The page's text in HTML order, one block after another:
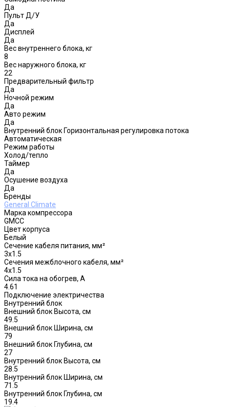
Да
Пульт Д/У
Да
Дисплей
Да
Вес внутреннего блока, кг
8
Вес наружного блока, кг
22
Предварительный фильтр
Да
Ночной режим
Да
Авто режим
Да
Внутренний блок Горизонтальная регулировка потока
Автоматическая
Режим работы
Холод/тепло
Таймер
Да
Осушение воздуха
Да
Бренды
General Climate
Марка компрессора
GMCC
Цвет корпуса
Белый
Сечение кабеля питания, мм²
3x1.5
Сечения межблочного кабеля, мм²
4x1.5
Сила тока на обогрев, А
4.61
Подключение электричества
Внутренний блок
Внешний блок Высота, см
49.5
Внешний блок Ширина, см
79
Внешний блок Глубина, см
27
Внутренний блок Высота, см
28.5
Внутренний блок Ширина, см
71.5
Внутренний блок Глубина, см
19.4